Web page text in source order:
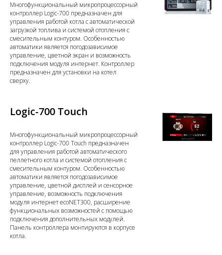
Многофункциональный микропроцессорный
контроллер Logic-700 предназначен для
управления работой котла с автоматической
загрузкой топлива и системой отопления с
смесительным контуром. Особенностью
автоматики является погодозависимое
управление, цветной экран и возможность
подключения модуля интернет. Контроллер
предназначен для установки на котел
сверху.
Logic-700 Touch
Многофункциональный микропроцессорный
контроллер Logic-700 Touch предназначен
для управления работой автоматического
пеллетного котла и системой отопления с
смесительным контуром. Особенностью
автоматики является погодозависимое
управление, цветной дисплей и сенсорное
управление, возможность подключения
модуля интернет ecoNЕТ300, расширение
функциональных возможностей с помощью
подключения дополнительных модулей.
Панель контроллера монтируются в корпусе
котла.